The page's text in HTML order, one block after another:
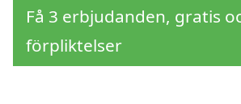
Få 3 erbjudanden, gratis
förpliktelser